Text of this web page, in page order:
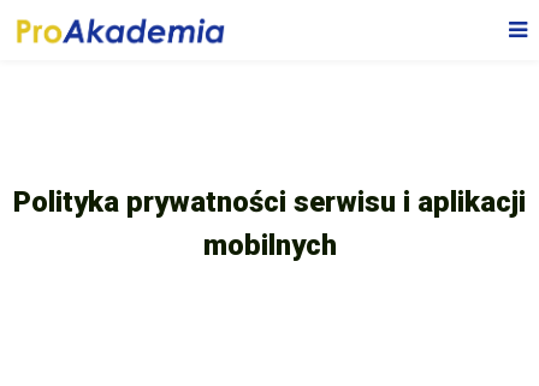
Polityka prywatności serwisu i aplikacji
mobilnych